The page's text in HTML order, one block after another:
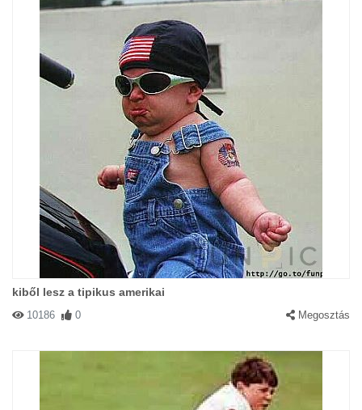
kiből lesz a tipikus amerikai
10186 0 Megosztás